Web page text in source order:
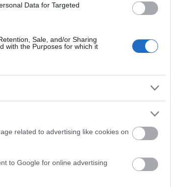
Data for Targeted
Sale, and/or Sharing
with the Purposes for which it
related to advertising like cookies on
to Google for online advertising
Stunden nach seiner
über den
um die individuelle
über den
im Krankenhaus enthält,
wird, wie oft und wie
das
seinen Allgemeinzustand,